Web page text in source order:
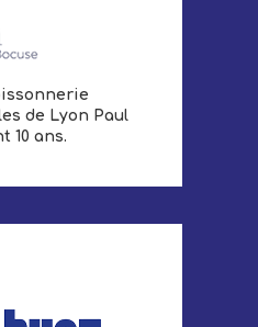
de Lyon Paul
10 ans.